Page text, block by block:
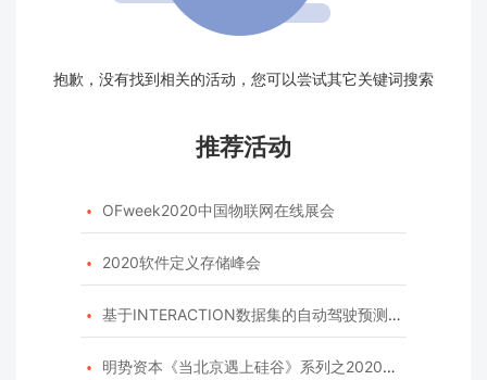
抱歉，没有找到相关的活动，您可以尝试其它关键词搜索
推荐活动
 OFweek2020中国物联网在线展会
 2020软件定义存储峰会
 基于INTERACTION数据集的自动驾驶预测模型挑战赛
 明势资本《当北京遇上硅谷》系列之2020年度开源峰会